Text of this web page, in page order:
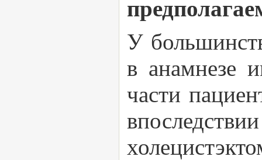
У
в анамнезе
части